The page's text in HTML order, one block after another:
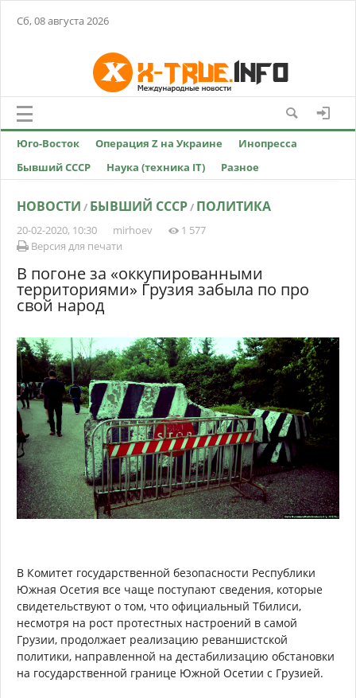
Сб, 08 августа 2026
Юго-Восток Операция Z на Украине
Инопресса
Бывший СССР
Наука (техника IT) Разное
НОВОСТИ / БЫВШИЙ СССР/ ПОЛИТИКА
20-02-2020, 10:30 mirhoev
1 577
Версия для печати
В погоне за «оккупированными
территориями» Грузия забыла по про
свой народ
В Комитет государственной безопасности Республики
Южная Осетия все чаще поступают сведения, которые
свидетельствуют о том, что официальный Тбилиси,
несмотря на рост протестных настроений в самой
Грузии, продолжает реализацию реваншистской
политики, направленной на дестабилизацию обстановки
на государственной границе Южной Осетии с Грузией.